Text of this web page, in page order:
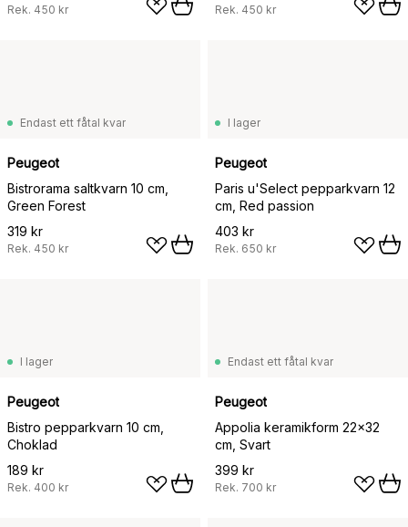
Rek. 450 kr Rek. 450 kr
Endast ett fåtal kvar
Peugeot
Bistrorama saltkvarn 10 cm,
Green Forest
319 kr
Rek. 450 kr
I lager
Peugeot
Paris u'Select pepparkvarn 12
cm, Red passion
403 kr
Rek. 650 kr
I lager
Peugeot
Bistro pepparkvarn 10 cm,
Choklad
189 kr
Rek. 400 kr
Endast ett fåtal kvar
Peugeot
Appolia keramikform 22x32
cm, Svart
399 kr
Rek. 700 kr